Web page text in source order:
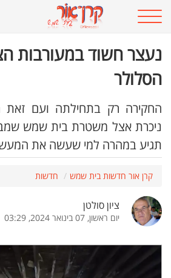
נעצר חשוד במעורבות
הסלולר
החקירה רק בתחילתה ועם זאת
ניכרת אצל משטרת בית שמש
תגיע במהרה למי שעשה את
קרן אור חדשות בית שמש חדשות
ציון סולטן
יום ראשון, 07 בינואר 2024, 03:29